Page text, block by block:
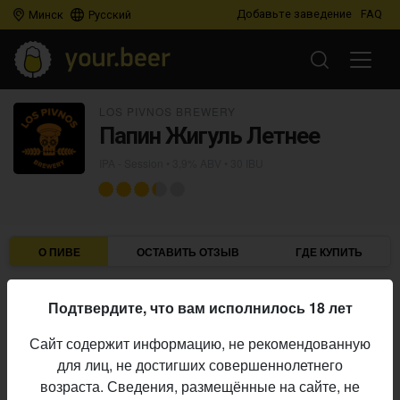
Минск Русский Добавьте заведение FAQ
Папин Жигуль Летнее
О ПИВЕ ОСТАВИТЬ ОТЗЫВ ГДЕ КУПИТЬ
Пивоварня:
Алкоголь:
3,9%
Горечь:
30 IBU
Начало
Подтвердите, что вам исполнилось 18 лет
Сайт содержит информацию, не рекомендованную
для лиц, не достигших совершеннолетнего
возраста. Сведения, размещённые на сайте, не